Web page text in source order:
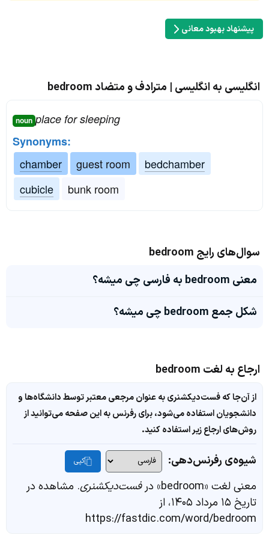
پیشنهاد بهبود معانی
انگلیسی به انگلیسی | مترادف و متضاد bedroom
noun place for sleeping
Synonyms:
chamber
guest room
bedchamber
cubicle
bunk room
سوال‌های رایج bedroom
معنی bedroom به فارسی چی میشه؟
شکل جمع bedroom چی میشه؟
ارجاع به لغت bedroom
از آن‌جا که فست‌دیکشنری به عنوان مرجعی معتبر توسط دانشگاه‌ها و
دانشجویان استفاده می‌شود، برای رفرنس به این صفحه می‌توانید از
روش‌های ارجاع زیر استفاده کنید.
شیوه‌ی رفرنس‌دهی: کپی
معنی لغت «bedroom» در فست‌دیکشنری. مشاهده در
تاریخ ۱۵ مرداد ۱۴۰۵، از
https://fastdic.com/word/bedroom